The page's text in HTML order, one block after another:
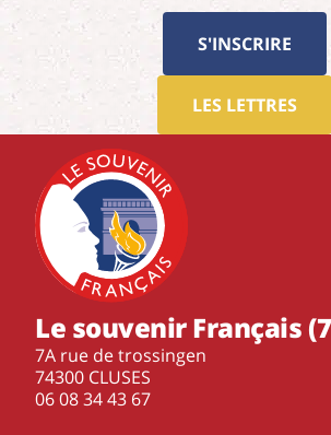
S'INSCRIRE
LES LETTRES
Le souvenir Français
7A rue de trossingen
74300 CLUSES
‭06 08 34 43 67‬